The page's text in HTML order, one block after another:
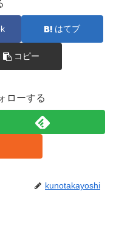
はてブ
コピー
ローする
kunotakayoshi